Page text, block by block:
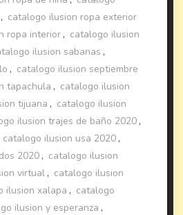
, catalogo ilusion ropa exterior
ropa interior , catalogo ilusion
ilusion sabanas ,
, catalogo ilusion septiembre
tapachula , catalogo ilusion
tijuana , catalogo ilusion
ilusion trajes de baño 2020 ,
catalogo ilusion usa 2020 ,
2020 , catalogo ilusion
virtual , catalogo ilusion
ilusion xalapa , catalogo
ilusion y esperanza ,